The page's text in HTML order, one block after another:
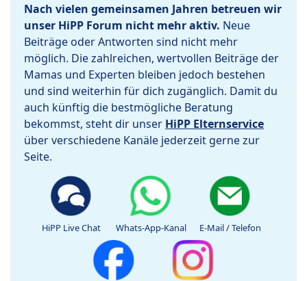
Nach vielen gemeinsamen Jahren betreuen wir
unser HiPP Forum nicht mehr aktiv. Neue
Beiträge oder Antworten sind nicht mehr
möglich. Die zahlreichen, wertvollen Beiträge der
Mamas und Experten bleiben jedoch bestehen
und sind weiterhin für dich zugänglich. Damit du
auch künftig die bestmögliche Beratung
bekommst, steht dir unser HiPP Elternservice
über verschiedene Kanäle jederzeit gerne zur
Seite.
HiPP Live Chat Whats-App-Kanal E-Mail / Telefon